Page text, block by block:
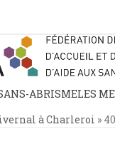
ABRISMELES
à Charleroi »